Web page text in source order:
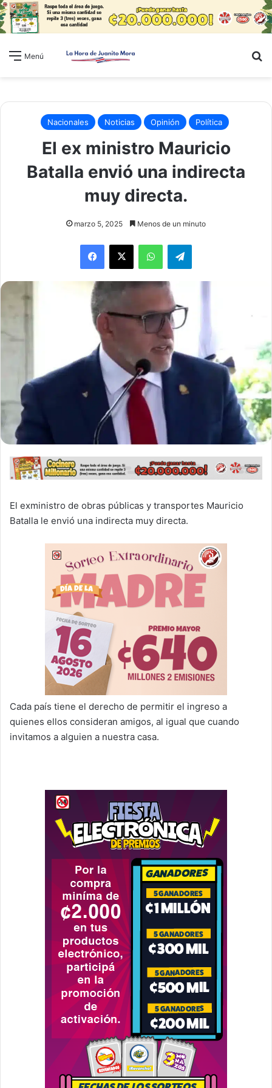
Menú
Nacionales Noticias Opinión Política
El ex ministro Mauricio
Batalla envió una indirecta
muy directa.
marzo 5, 2025 Menos de un minuto
WhatsAppTelegram
El exministro de obras públicas y transportes Mauricio
Batalla le envió una indirecta muy directa.
Cada país tiene el derecho de permitir el ingreso a
quienes ellos consideran amigos, al igual que cuando
invitamos a alguien a nuestra casa.